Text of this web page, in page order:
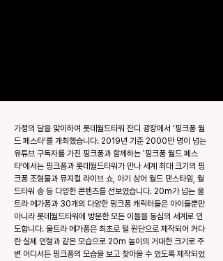
가정의 달을 맞이하여 롯데월드타워 잔디 광장에서 ‘핑크퐁 월
드 페스타’를 개최했습니다. 2019년 기준 2000만 명이 넘는
유튜브 구독자를 가진 핑크퐁과 함께하는 '핑크퐁 월드 페스
타'에서는 핑크퐁과 롯데월드타워가 만나 세계 최대 크기의 핑
크퐁 조형물과 뮤지컬 라이브 쇼, 아기 상어 월드 댄스타임, 월
드타워 송 등 다양한 콘텐츠를 선보였습니다. 20m가 넘는 울
트라 메가퐁과 30개의 다양한 핑크퐁 캐릭터들은 아이들뿐만
아니라 롯데월드타워에 방문한 모든 이들을 동심의 세계로 인
도합니다. ​울트라 메가퐁은 최초로 털 원단으로 제작되어 커다
란 실제 인형과 같은 모습으로 20m 높이의 거대한 크기로 주
변 어디서든 핑크퐁의 모습을 보고 찾아올 수 있도록 제작되었